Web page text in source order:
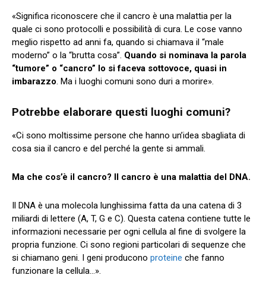
«Significa riconoscere che il cancro è una malattia per la
quale ci sono protocolli e possibilità di cura. Le cose vanno
meglio rispetto ad anni fa, quando si chiamava il “male
moderno” o la “brutta cosa”. Quando si nominava la parola
“tumore” o “cancro” lo si faceva sottovoce, quasi in
imbarazzo. Ma i luoghi comuni sono duri a morire».
Potrebbe elaborare questi luoghi comuni?
«Ci sono moltissime persone che hanno un’idea sbagliata di
cosa sia il cancro e del perché la gente si ammali.
Ma che cos’è il cancro? Il cancro è una malattia del DNA.
Il DNA è una molecola lunghissima fatta da una catena di 3
miliardi di lettere (A, T, G e C). Questa catena contiene tutte le
informazioni necessarie per ogni cellula al fine di svolgere la
propria funzione. Ci sono regioni particolari di sequenze che
si chiamano geni. I geni producono proteine che fanno
funzionare la cellula…».